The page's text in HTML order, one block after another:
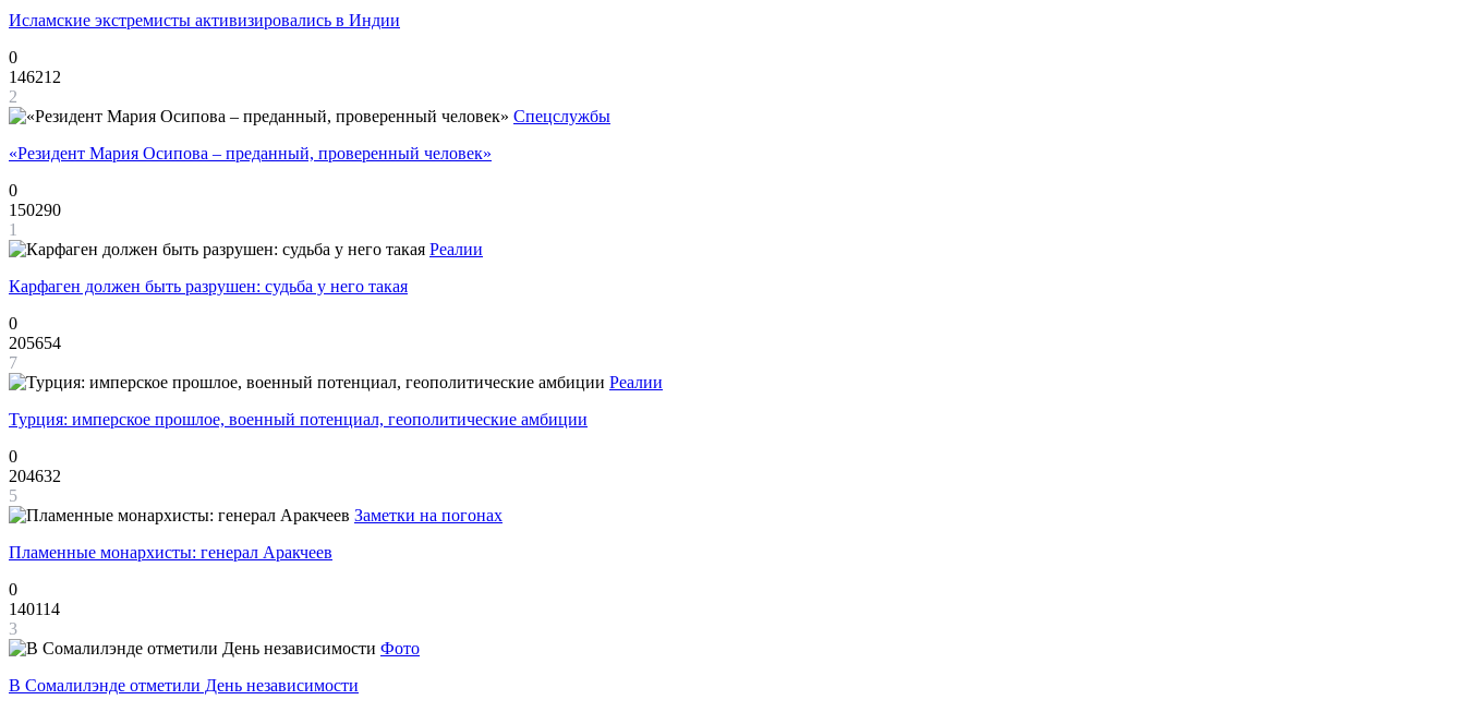
Исламские экстремисты активизировались в Индии
0
146212
2
Спецслужбы
«Резидент Мария Осипова – преданный, проверенный человек»
0
150290
1
Реалии
Карфаген должен быть разрушен: судьба у него такая
0
205654
7
Реалии
Турция: имперское прошлое, военный потенциал, геополитические амбиции
0
204632
5
Заметки на погонах
Пламенные монархисты: генерал Аракчеев
0
140114
3
Фото
В Сомалилэнде отметили День независимости